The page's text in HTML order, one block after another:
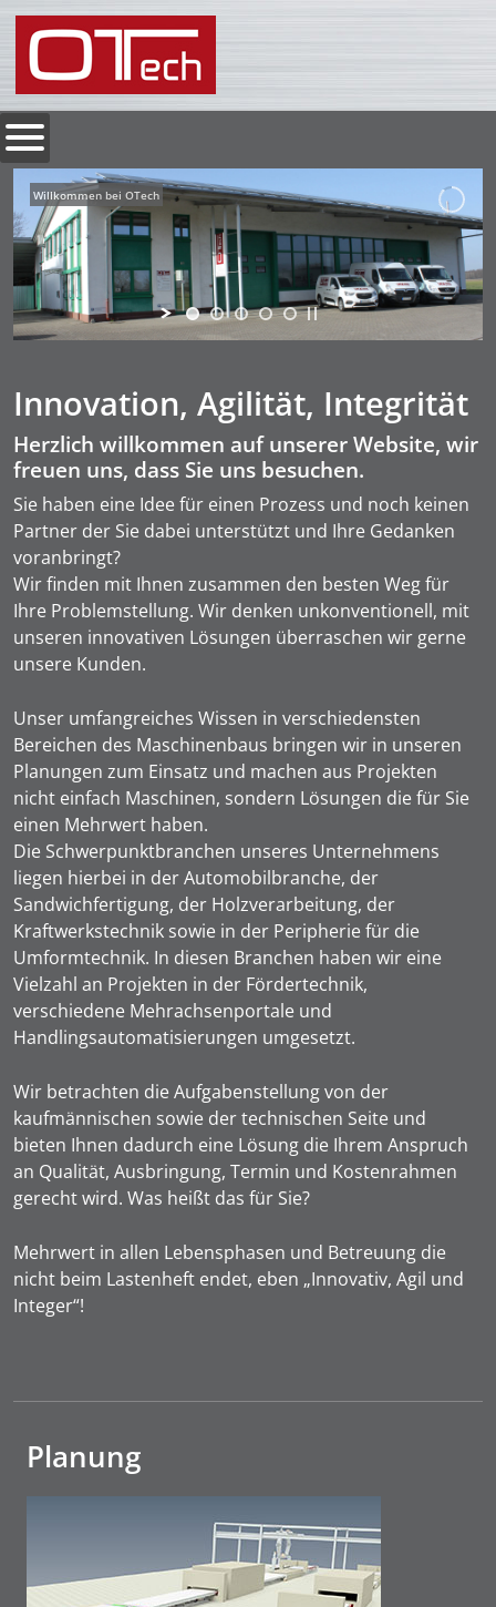
Willkommen bei OTech
Innovation, Agilität, Integrität
Herzlich willkommen auf unserer Website, wir
freuen uns, dass Sie uns besuchen.
Sie haben eine Idee für einen Prozess und noch keinen
Partner der Sie dabei unterstützt und Ihre Gedanken
voranbringt?
Wir finden mit Ihnen zusammen den besten Weg für
Ihre Problemstellung. Wir denken unkonventionell, mit
unseren innovativen Lösungen überraschen wir gerne
unsere Kunden.
Unser umfangreiches Wissen in verschiedensten
Bereichen des Maschinenbaus bringen wir in unseren
Planungen zum Einsatz und machen aus Projekten
nicht einfach Maschinen, sondern Lösungen die für Sie
einen Mehrwert haben.
Die Schwerpunktbranchen unseres Unternehmens
liegen hierbei in der Automobilbranche, der
Sandwichfertigung, der Holzverarbeitung, der
Kraftwerkstechnik sowie in der Peripherie für die
Umformtechnik. In diesen Branchen haben wir eine
Vielzahl an Projekten in der Fördertechnik,
verschiedene Mehrachsenportale und
Handlingsautomatisierungen umgesetzt.
Wir betrachten die Aufgabenstellung von der
kaufmännischen sowie der technischen Seite und
bieten Ihnen dadurch eine Lösung die Ihrem Anspruch
an Qualität, Ausbringung, Termin und Kostenrahmen
gerecht wird. Was heißt das für Sie?
Mehrwert in allen Lebensphasen und Betreuung die
nicht beim Lastenheft endet, eben „Innovativ, Agil und
Integer“!
Planung